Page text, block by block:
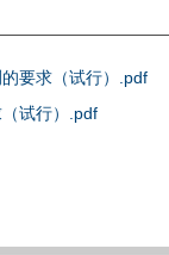
要求（试行）.pdf
试行）.pdf